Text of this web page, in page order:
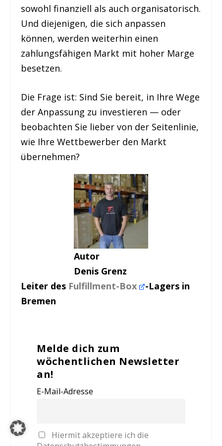
sowohl finanziell als auch organisatorisch.
Und diejenigen, die sich anpassen
können, werden weiterhin einen
zahlungsfähigen Markt mit hoher Marge
besetzen.
Die Frage ist: Sind Sie bereit, in Ihre Wege
der Anpassung zu investieren — oder
beobachten Sie lieber von der Seitenlinie,
wie Ihre Wettbewerber den Markt
übernehmen?
Autor
Denis Grenz
Leiter des Fulfillment-Box -Lagers in
Bremen
Melde dich zum
wöchentlichen Newsletter
an!
E-Mail-Adresse
Hiermit akzeptiere ich die